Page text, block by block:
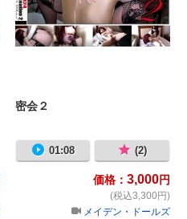
密会２
01:08 (2)
価格： 3,000円
(税込3,300円)
メイデン・ドールズ